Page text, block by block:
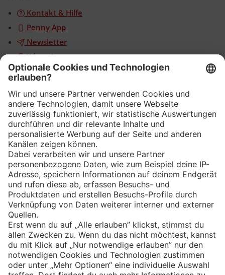
Kontakt & Hilfe
Penny App
Newsletter
WhatsApp
App
Eishockey